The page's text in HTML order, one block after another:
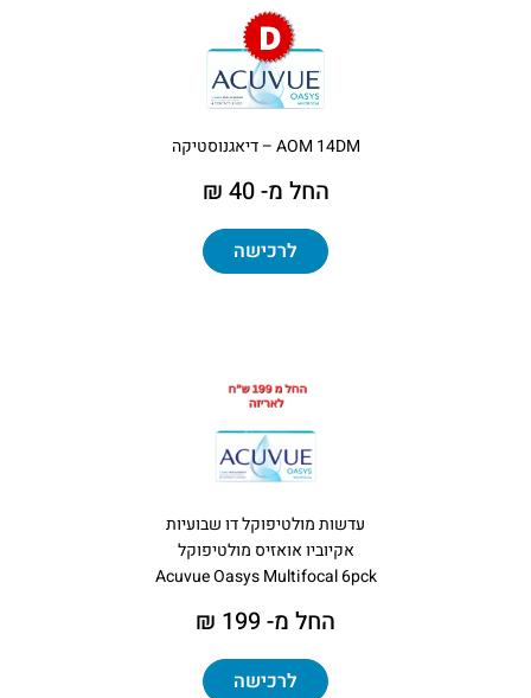
AOM 14DM – דיאגנוסטיקה
החל מ- 40 ₪
לרכישה
עדשות מולטיפוקל דו שבועיות
אקיוביו אואזיס מולטיפוקל
Acuvue Oasys Multifocal 6pck
החל מ- 199 ₪
לרכישה